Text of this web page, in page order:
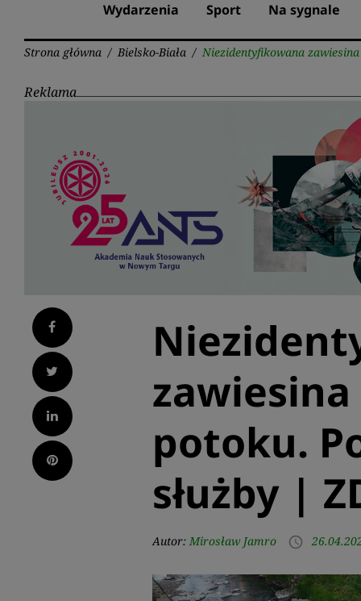
Wydarzenia Sport Na sygnale
Strona główna / Bielsko-Biała / Niezidentyfikowana
Reklama
Facebook
Twitter
LinkedIn
Pinterest
potoku.
służby |
Autor: Mirosław Jamro access_time